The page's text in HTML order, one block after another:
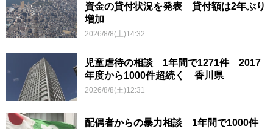
資金の貸付状況を発表 貸付額は2年ぶり
増加
2026/8/8(土)14:32
児童虐待の相談 1年間で1271件 2017
年度から1000件超続く 香川県
2026/8/8(土)12:31
配偶者からの暴力相談 1年間で1000件